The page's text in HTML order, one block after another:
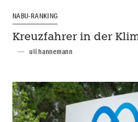
NABU-RANKING
Kreuzfahrer in der
uli hannemann